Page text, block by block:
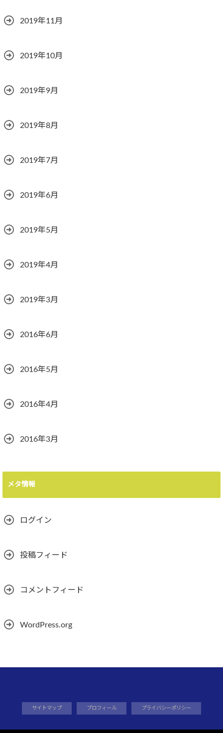
2019年11月
2019年10月
2019年9月
2019年8月
2019年7月
2019年6月
2019年5月
2019年4月
2019年3月
2016年6月
2016年5月
2016年4月
2016年3月
メタ情報
ログイン
投稿フィード
コメントフィード
WordPress.org
サイトマップ プロフィール プライバシーポリシー